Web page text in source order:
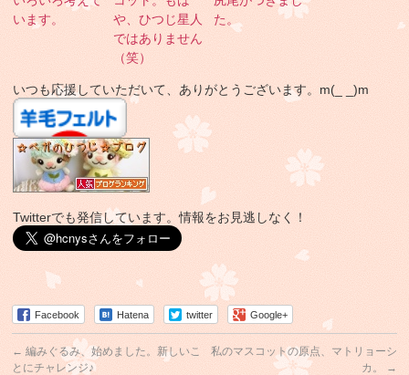
います。
や、ひつじ星人
ではありません
（笑）
た。
いつも応援していただいて、ありがとうございます。m(_ _)m
Twitterでも発信しています。情報をお見逃しなく！
Facebook Hatena twitter Google+
← 編みぐるみ、始めました。新しいこ
とにチャレンジ♪
私のマスコットの原点、マトリョーシ
カ。
→